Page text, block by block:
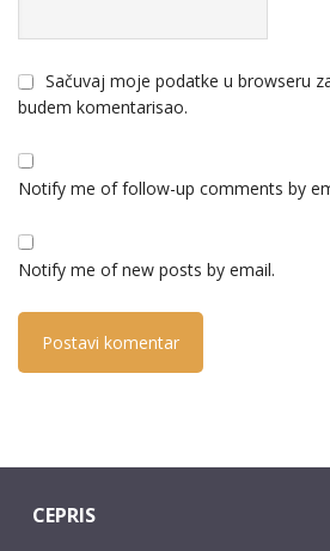
Sačuvaj moje podatke u browseru
budem komentarisao.
Notify me of follow-up comments by
Notify me of new posts by email.
CEPRIS